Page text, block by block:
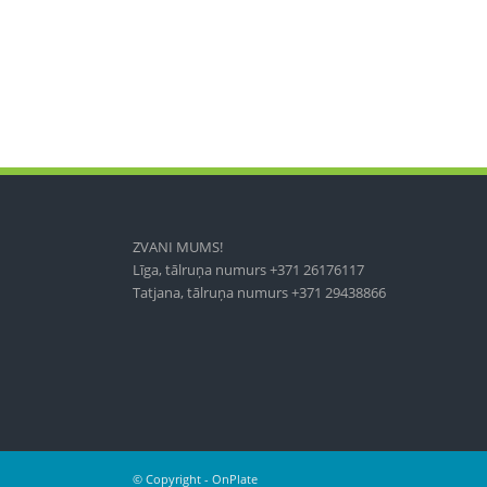
ZVANI MUMS!
Līga, tālruņa numurs +371 26176117
Tatjana, tālruņa numurs +371 29438866
© Copyright - OnPlate